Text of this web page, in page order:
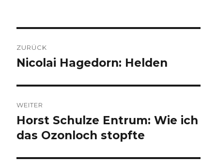
ZURÜCK
Vorheriger
Nicolai Hagedorn: Helden
WEITER
Nächster
Beitrag:
Horst Schulze Entrum: Wie ich
das Ozonloch stopfte